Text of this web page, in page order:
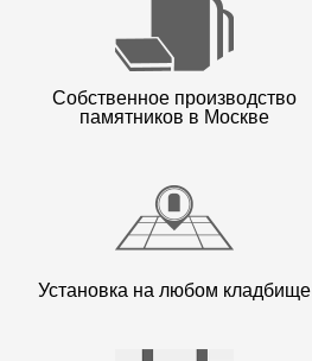
Собственное производство
памятников в Москве
Установка на любом кладбище